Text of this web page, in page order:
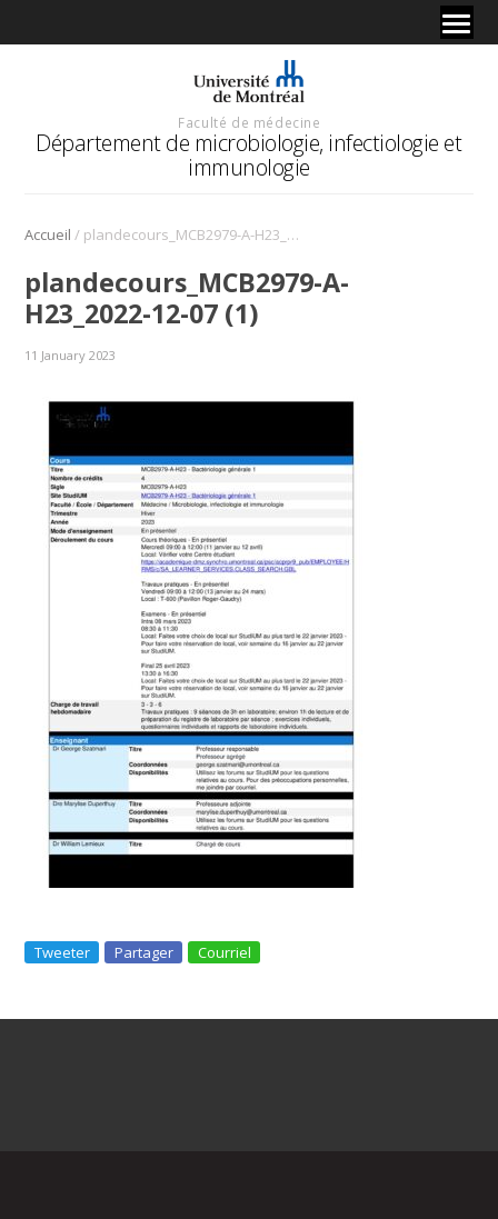
Faculté de médecine
Département de microbiologie, infectiologie et
immunologie
Accueil / plandecours_MCB2979-A-H23_2022-12-07 (1)
plandecours_MCB2979-A-
H23_2022-12-07 (1)
11 January 2023
Tweeter Partager Courriel